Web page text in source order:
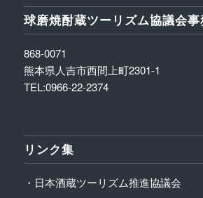
球磨焼酎蔵ツーリズム協議会事
868-0071
熊本県人吉市西間上町2301-1
TEL:0966-22-2374
リンク集
・日本酒蔵ツーリズム推進協議会